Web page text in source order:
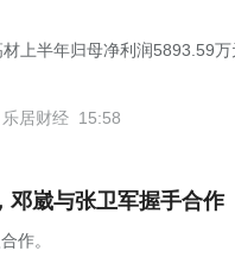
上半年归母净利润5893.59万
乐居财经 15:58
邓崴与张卫军握手合作
作。